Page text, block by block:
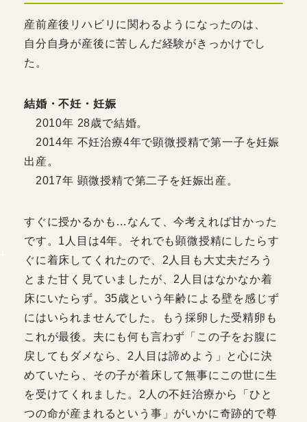
産前産後リハビリに関わるようになったのは、
自分自身が産後に苦しんだ経験がきっかけでし
た。
結婚・不妊・妊娠
2010年 28歳で結婚。
2014年 不妊治療4年で顕微授精で第一子を妊娠
出産。
2017年 顕微授精で第二子を妊娠出産。
すぐに授かるかも…なんて、今考えれば甘かった
です。1人目は4年。それでも顕微授精にしたらす
ぐに着床してくれたので、2人目も大丈夫だろう
とまた甘く見ていましたが、2人目はなかなか着
床にいたらず。35歳という年齢による壁を感じず
にはいられませんでした。もう採卵した受精卵も
これが最後。夫にも何も言わず「この子をお腹に
戻してもダメなら、2人目は諦めよう」と心に決
めていたら、その子が着床して無事にこの世に生
を受けてくれました。2人の不妊治療から「ひと
つの命が産まれるという事」がいかに奇跡的で尊